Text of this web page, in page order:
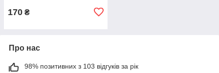
170 ₴
Про нас
98% позитивних з 103 відгуків за рік